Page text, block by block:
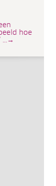
hoe
...→